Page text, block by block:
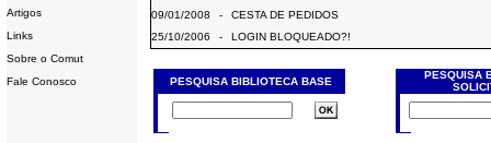
Artigos
Links
Sobre o Comut
Fale Conosco
09/01/2008
-
CESTA DE PEDIDOS
25/10/2006
- LOGIN BLOQUEADO?!
PESQUISA BIBLIOTECA BASE
PESQUISA